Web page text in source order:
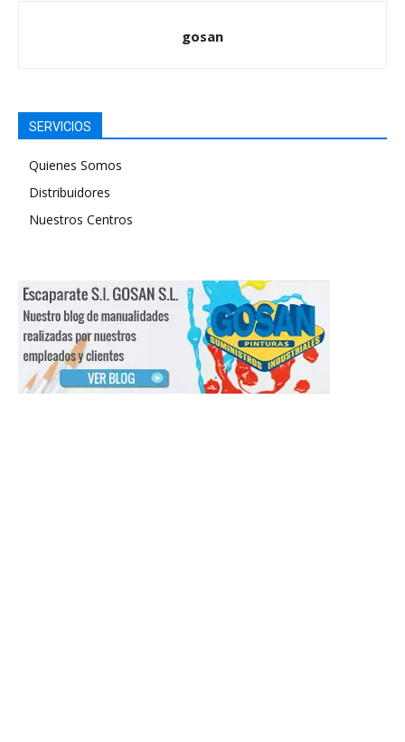
gosan
SERVICIOS
Quienes Somos
Distribuidores
Nuestros Centros